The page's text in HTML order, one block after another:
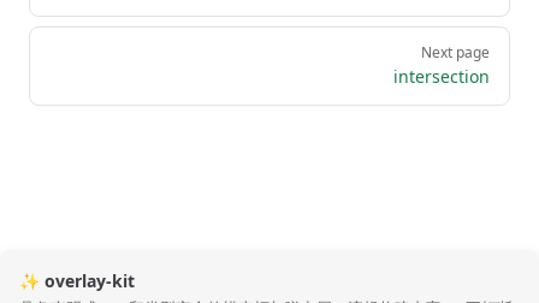
Next page
intersection
✨ overlay-kit